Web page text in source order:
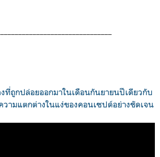
ที่ถูกปล่อยออกมาในเดือนกันยายนปีเดียวกับ
วามแตกต่างในแง่ของคอนเซปต์อย่างชัดเจน